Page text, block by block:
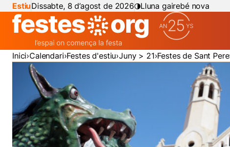
EstiuDissabte, 8 d’agost de 2026 Lluna gairebé nova
Inici Calendari Festes d'estiu Juny > 21 Festes de Sant Pere